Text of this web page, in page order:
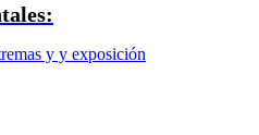
y y exposición